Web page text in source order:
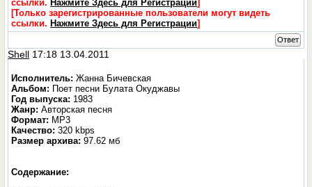
ссылки. Нажмите Здесь для Регистрации]
[Только зарегистрированные пользователи могут видеть
ссылки. Нажмите Здесь для Регистрации]
Ответ
Shell 17:18 13.04.2011
Исполнитель: Жанна Бичевская
Альбом: Поет песни Булата Окуджавы
Год выпуска: 1983
Жанр: Авторская песня
Формат: MP3
Качество: 320 kbps
Размер архива: 97.62 мб
Содержание: